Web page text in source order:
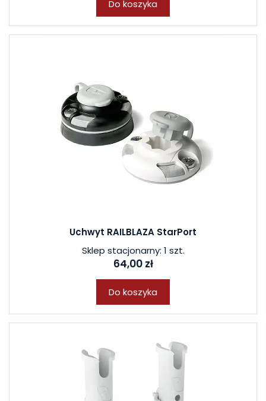
Do koszyka
Uchwyt RAILBLAZA StarPort
Sklep stacjonarny: 1 szt.
64,00 zł
Do koszyka